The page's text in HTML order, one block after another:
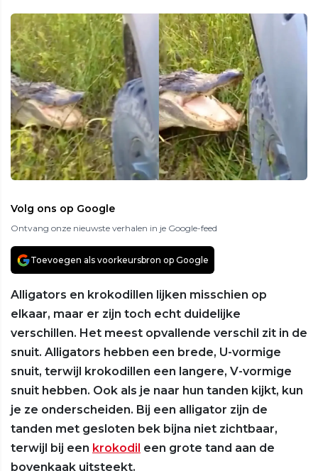
Volg ons op Google
Ontvang onze nieuwste verhalen in je Google-feed
Toevoegen als voorkeursbron op Google
Alligators en krokodillen lijken misschien op
elkaar, maar er zijn toch echt duidelijke
verschillen. Het meest opvallende verschil zit in de
snuit. Alligators hebben een brede, U-vormige
snuit, terwijl krokodillen een langere, V-vormige
snuit hebben. Ook als je naar hun tanden kijkt, kun
je ze onderscheiden. Bij een alligator zijn de
tanden met gesloten bek bijna niet zichtbaar,
terwijl bij een krokodil een grote tand aan de
bovenkaak uitsteekt.